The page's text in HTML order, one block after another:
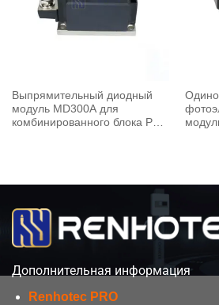
Выпрямительный диодный
модуль MD300A для
комбинированного блока PV
Дополнительная информация
Renhotec PRO